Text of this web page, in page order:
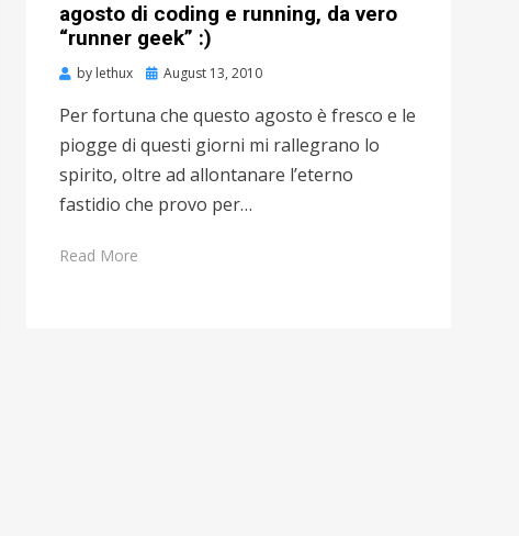
agosto di coding e running, da vero
“runner geek” :)
by lethux
Posted
August 13, 2010
Per fortuna che questo agosto è fresco e le
piogge di questi giorni mi rallegrano lo
spirito, oltre ad allontanare l’eterno
fastidio che provo per…
Read More